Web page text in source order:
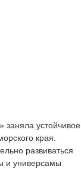
заняла устойчивое
края.
развиваться
и универсамы